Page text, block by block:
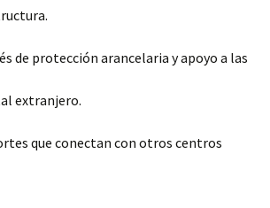
de protección arancelaria y apoyo a las
extranjero.
que conectan con otros centros